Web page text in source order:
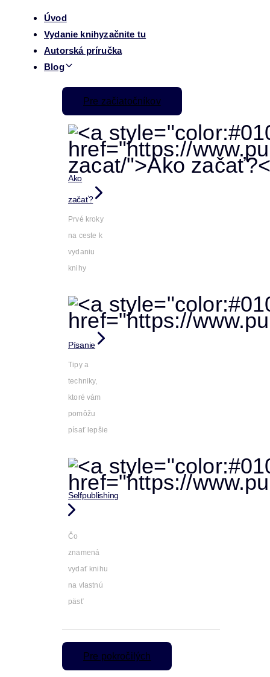
Úvod
Vydanie knihyzačnite tu
Autorská príručka
Blog
Pre začiatočníkov
Ako
začať?
Prvé kroky
na ceste k
vydaniu
knihy
Písanie
Tipy a
techniky,
ktoré vám
pomôžu
písať lepšie
Selfpublishing
Čo
znamená
vydať knihu
na vlastnú
päsť
Pre pokročilých